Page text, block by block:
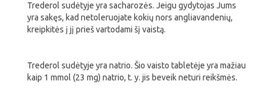
Trederol sudėtyje yra sacharozės. Jeigu gydytojas Jums
yra sakęs, kad netoleruojate kokių nors angliavandenių,
kreipkitės į jį prieš vartodami šį vaistą.
Trederol sudėtyje yra natrio. Šio vaisto tabletėje yra mažiau
kaip 1 mmol (23 mg) natrio, t. y. jis beveik neturi reikšmės.